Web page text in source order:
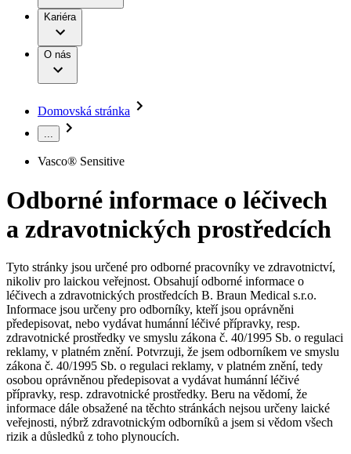
Léčba bolesti
Mimotělní očišťování krve
Nutriční terapie
Onkologie
Páteřní chirurgie
Péče o rány
Péče o stomii
Prevence a kontrola infekcí
Řešení
Terapie
Onemocnění
B. Braun Avitum
Dialyzační střediska​
B. Braun Avitum poskytuje kvalitní dialyzační péči ve všech
svých střediscích v České republice. Více informací se
dozvíte na stránkách jednotlivých středisek.
Práce a kariéra
Naše kultura
Vaše příležitost​
Nabídky pracovních míst
Objevte své kariérní příležitosti ​v B. Braun. Vyhledejte náš trh
práce​ pro zajímavé pozice.​
Odpovědnost
Média
Kontaktní formulář
Registrace k odběru newsletteru
Společnost
Odpovědnost
Média
Kontakt
Kariéra
O nás
Domovská stránka
...
Vasco® Sensitive
Odborné informace o léčivech
a zdravotnických prostředcích
Tyto stránky jsou určené pro odborné pracovníky ve zdravotnictví,
nikoliv pro laickou veřejnost. Obsahují odborné informace o
léčivech a zdravotnických prostředcích B. Braun Medical s.r.o.
Informace jsou určeny pro odborníky, kteří jsou oprávněni
předepisovat, nebo vydávat humánní léčivé přípravky, resp.
zdravotnické prostředky ve smyslu zákona č. 40/1995 Sb. o regulaci
reklamy, v platném znění. Potvrzuji, že jsem odborníkem ve smyslu
zákona č. 40/1995 Sb. o regulaci reklamy, v platném znění, tedy
osobou oprávněnou předepisovat a vydávat humánní léčivé
přípravky, resp. zdravotnické prostředky. Beru na vědomí, že
informace dále obsažené na těchto stránkách nejsou určeny laické
veřejnosti, nýbrž zdravotnickým odborníků a jsem si vědom všech
rizik a důsledků z toho plynoucích.